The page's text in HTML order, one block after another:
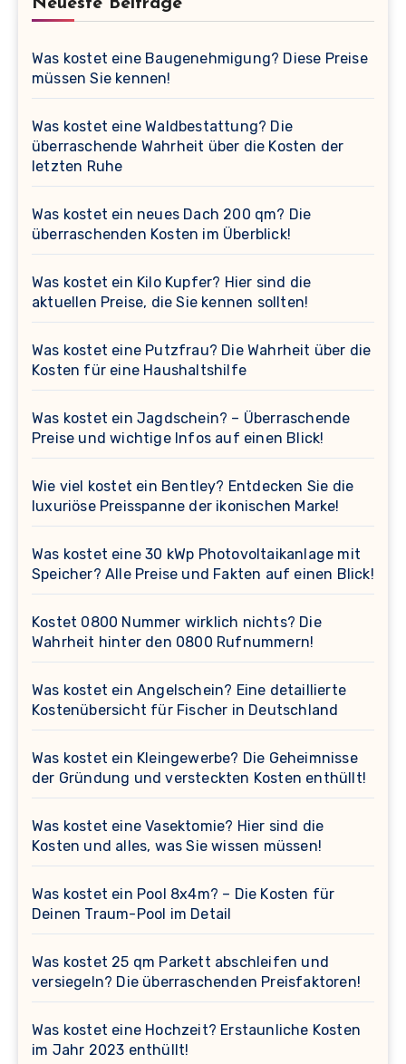
Neueste Beiträge
Was kostet eine Baugenehmigung? Diese Preise
müssen Sie kennen!
Was kostet eine Waldbestattung? Die
überraschende Wahrheit über die Kosten der
letzten Ruhe
Was kostet ein neues Dach 200 qm? Die
überraschenden Kosten im Überblick!
Was kostet ein Kilo Kupfer? Hier sind die
aktuellen Preise, die Sie kennen sollten!
Was kostet eine Putzfrau? Die Wahrheit über die
Kosten für eine Haushaltshilfe
Was kostet ein Jagdschein? – Überraschende
Preise und wichtige Infos auf einen Blick!
Wie viel kostet ein Bentley? Entdecken Sie die
luxuriöse Preisspanne der ikonischen Marke!
Was kostet eine 30 kWp Photovoltaikanlage mit
Speicher? Alle Preise und Fakten auf einen Blick!
Kostet 0800 Nummer wirklich nichts? Die
Wahrheit hinter den 0800 Rufnummern!
Was kostet ein Angelschein? Eine detaillierte
Kostenübersicht für Fischer in Deutschland
Was kostet ein Kleingewerbe? Die Geheimnisse
der Gründung und versteckten Kosten enthüllt!
Was kostet eine Vasektomie? Hier sind die
Kosten und alles, was Sie wissen müssen!
Was kostet ein Pool 8x4m? – Die Kosten für
Deinen Traum-Pool im Detail
Was kostet 25 qm Parkett abschleifen und
versiegeln? Die überraschenden Preisfaktoren!
Was kostet eine Hochzeit? Erstaunliche Kosten
im Jahr 2023 enthüllt!